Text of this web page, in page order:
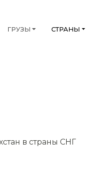
ГРУЗЫ СТРАНЫ
в страны СНГ